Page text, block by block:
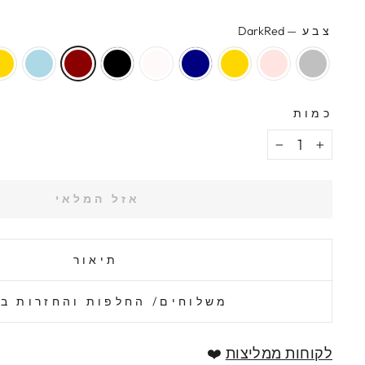
צבע —
DarkRed
כמות
− +
אזל המלאי
תיאור
משלוחים/ החלפות והחזרות
לקוחות ממליצות ❤️